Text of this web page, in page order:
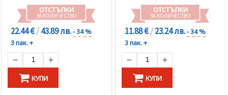
ОТСТЪПКИ
ЗА КОЛИЧЕСТВО
22.44 €/43.89 лв.- 34 %
3 пак. +
КУПИ
ОТСТЪПКИ
ЗА КОЛИЧЕСТВО
11.88 €/23.24 лв.- 34 %
3 пак. +
КУПИ